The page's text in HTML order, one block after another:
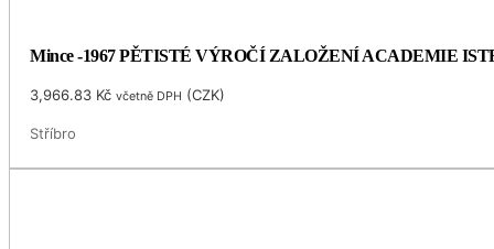
Mince -1967 PĚTISTÉ VÝROČÍ ZALOŽENÍ ACADEMIE
3,966.83 Kč včetně DPH (CZK)
Stříbro